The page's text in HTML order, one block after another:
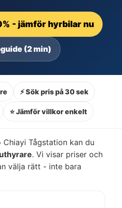
- jämför hyrbilar nu
(2 min)
⚡ Sök pris på 30 sek
⭐ Jämför villkor enkelt
Chiayi Tågstation kan du
. Vi visar priser och
välja rätt - inte bara